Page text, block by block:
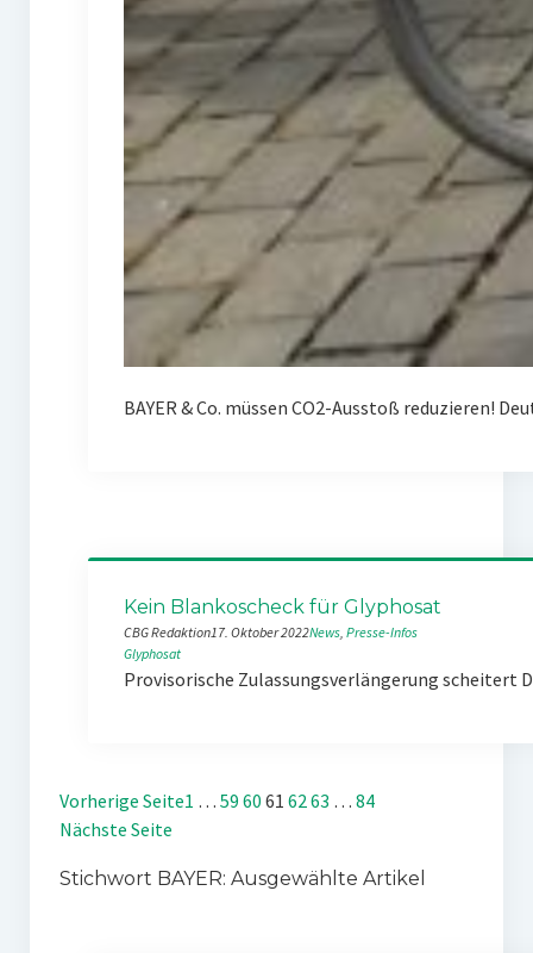
BAYER & Co. müssen CO2-Ausstoß reduzieren!
Kein Blankoscheck für Glyphosat
CBG Redaktion17. Oktober 2022News, Presse-Infos
Glyphosat
Provisorische Zulassungsverlängerung scheitert
Vorherige Seite1 … 59 60 61 6263 … 84
Nächste Seite
Stichwort BAYER: Ausgewählte Artikel